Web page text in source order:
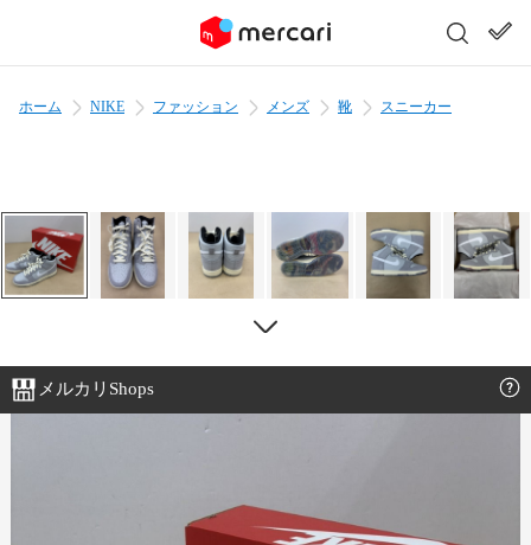
ホーム NIKE ファッション メンズ 靴 スニーカー
メルカリShops